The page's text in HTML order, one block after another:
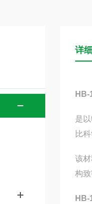
详
HB-
是
比
该
构
HB-